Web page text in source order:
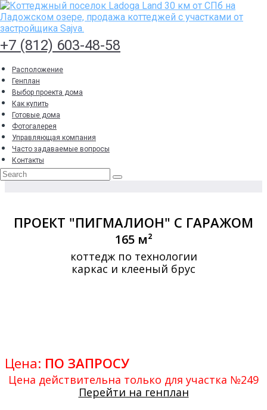
Расположение
Генплан
Выбор проекта дома
Как купить
Фотогалерея
Управляющая компания
Часто задаваемые вопросы
Контакты
+7 (812) 603-48-58
+7 (812) 603-48-58
Расположение
Генплан
Выбор проекта дома
Как купить
Готовые дома
Фотогалерея
Управляющая компания
Часто задаваемые вопросы
Контакты
ПРОЕКТ "ПИГМАЛИОН" С ГАРАЖОМ
165 м²
коттедж по технологии
каркас и клееный брус
Цена: ПО ЗАПРОСУ
Цена действительна только для участка №249
Перейти на генплан